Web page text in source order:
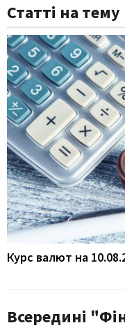
Статті на тему
Курс валют на
Всередині